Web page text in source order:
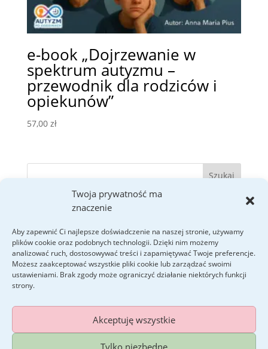
Twoja prywatność ma
znaczenie
Aby zapewnić Ci najlepsze doświadczenie na naszej stronie, używamy
plików cookie oraz podobnych technologii. Dzięki nim możemy
analizować ruch, dostosowywać treści i zapamiętywać Twoje preferencje.
Możesz zaakceptować wszystkie pliki cookie lub zarządzać swoimi
ustawieniami. Brak zgody może ograniczyć działanie niektórych funkcji
strony.
Akceptuję wszystkie
Tylko niezbędne
e-book „Dojrzewanie w
spektrum autyzmu –
przewodnik dla rodziców i
opiekunów”
57,00 zł
Ostatnie wpisy
Kim są „niewidzialne aktorki” – czyli maskowanie
kobiet ze spektrum jako sztuka przetrwania.
Fakty i mity o autyzmie.